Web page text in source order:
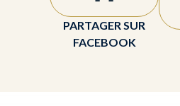
PARTAGER SUR
FACEBOOK